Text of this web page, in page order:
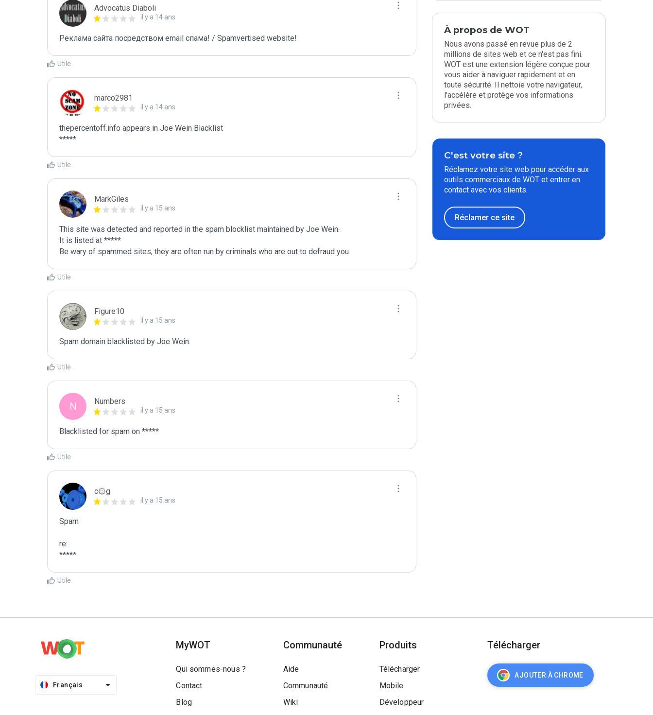
Advocatus Diaboli
il y a 14 ans
Реклама сайта посредством email спама! / Spamvertised website!
Utile
marco2981
il y a 14 ans
thepercentoff.info appears in Joe Wein Blacklist
*****
Utile
MarkGiles
il y a 15 ans
This site was detected and reported in the spam blocklist maintained by Joe Wein.
It is listed at *****
Be wary of spammed sites, they are often run by criminals who are out to defraud you.
Utile
Figure10
il y a 15 ans
Spam domain blacklisted by Joe Wein.
Utile
N Numbers
il y a 15 ans
Blacklisted for spam on *****
Utile
c۞g
il y a 15 ans
Spam
re:
*****
Utile
À propos de WOT
Nous avons passé en revue plus de 2
millions de sites web et ce n'est pas fini.
WOT est une extension légère conçue pour
vous aider à naviguer rapidement et en
toute sécurité. Il nettoie votre navigateur,
l'accélère et protège vos informations
privées.
C'est votre site ?
Réclamez votre site web pour accéder aux
outils commerciaux de WOT et entrer en
contact avec vos clients.
Réclamer ce site
Français
MyWOT
Qui sommes-nous ?
Contact
Blog
Communauté
Aide
Communauté
Wiki
Produits
Télécharger
Mobile
Développeur
Télécharger
AJOUTER À CHROME